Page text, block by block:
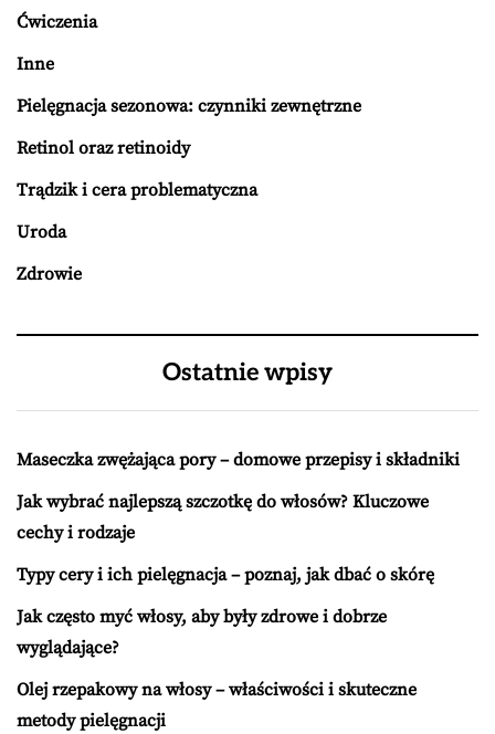
Ćwiczenia
Inne
Pielęgnacja sezonowa: czynniki zewnętrzne
Retinol oraz retinoidy
Trądzik i cera problematyczna
Uroda
Zdrowie
Ostatnie wpisy
Maseczka zwężająca pory – domowe przepisy i składniki
Jak wybrać najlepszą szczotkę do włosów? Kluczowe
cechy i rodzaje
Typy cery i ich pielęgnacja – poznaj, jak dbać o skórę
Jak często myć włosy, aby były zdrowe i dobrze
wyglądające?
Olej rzepakowy na włosy – właściwości i skuteczne
metody pielęgnacji